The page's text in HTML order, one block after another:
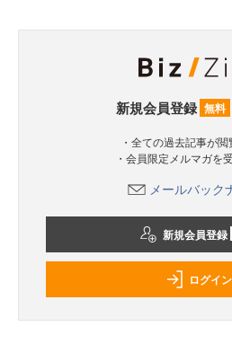
新規会員登録 無料
・全ての過去記事が
・会員限定メルマガを
メールバック
新規会員登録
ログイン